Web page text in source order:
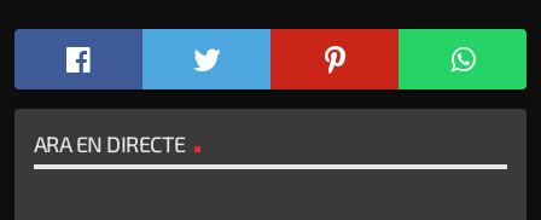
ARA EN DIRECTE